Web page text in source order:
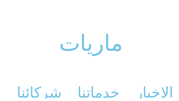
ماريات
شركائنا خدماتنا الاخبار